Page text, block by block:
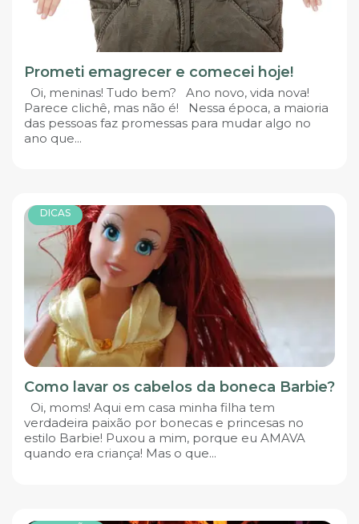
Prometi emagrecer e comecei hoje!
Oi, meninas! Tudo bem? Ano novo, vida nova!
Parece clichê, mas não é! Nessa época, a maioria
das pessoas faz promessas para mudar algo no
ano que...
DICAS
Como lavar os cabelos da boneca Barbie?
Oi, moms! Aqui em casa minha filha tem
verdadeira paixão por bonecas e princesas no
estilo Barbie! Puxou a mim, porque eu AMAVA
quando era criança! Mas o que...